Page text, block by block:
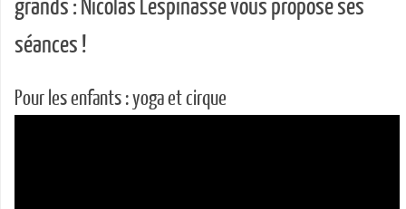
grands : Nicolas Lespinasse vous propose ses
séances !
Pour les enfants : yoga et cirque